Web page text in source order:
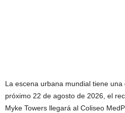
La escena urbana mundial tiene
próximo 22 de agosto de 2026, el
Myke Towers llegará al Coliseo